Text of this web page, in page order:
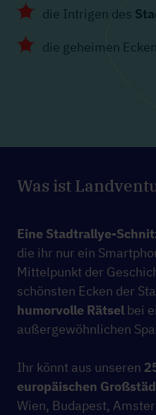
die Intrigen des
die geheimen
Was ist
Eine Stadtrallye-
die ihr nur ein
Mittelpunkt der
schönsten Ecken der
humorvolle Rätsel bei
außergewöhnlichen
Ihr könnt aus unseren
europäischen
Wien, Budapest,